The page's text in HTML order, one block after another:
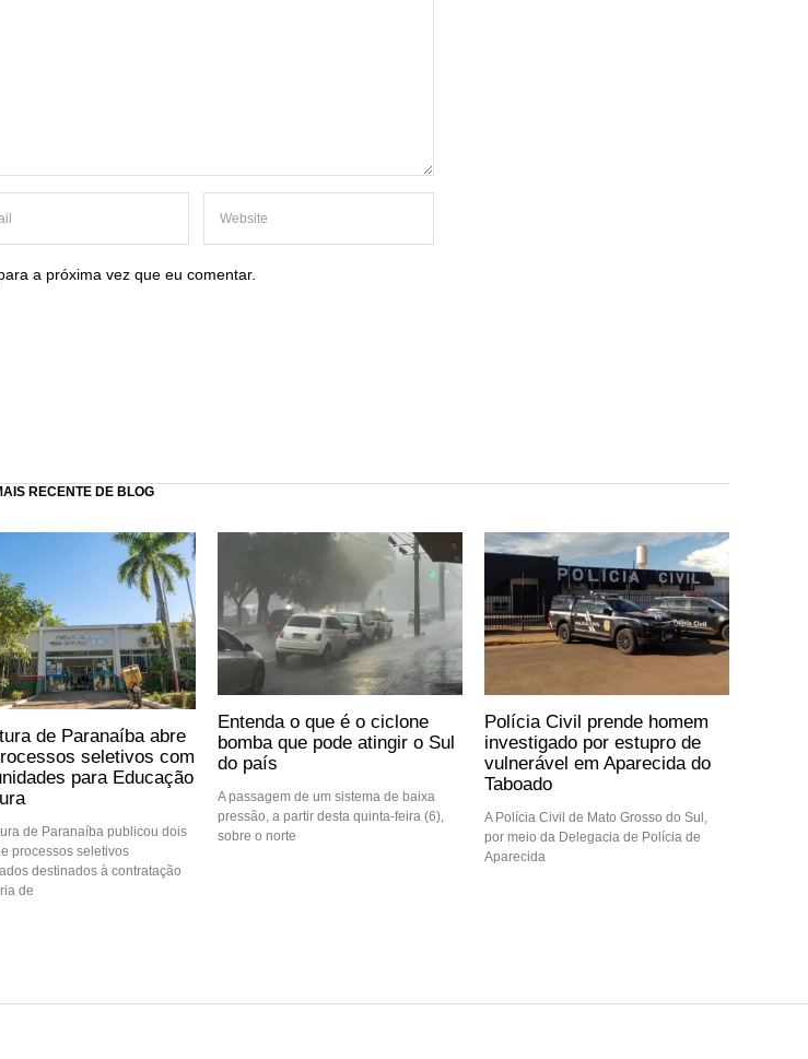
a próxima vez que eu comentar.
RECENTE DE BLOG
de Paranaíba abre
seletivos com
para Educação
de Paranaíba publicou dois
processos seletivos
destinados à contratação
de
Entenda o que é o ciclone
bomba que pode atingir o Sul
do país
A passagem de um sistema de baixa
pressão, a partir desta quinta-feira (6),
sobre o norte
Polícia Civil prende homem
investigado por estupro de
vulnerável em Aparecida do
Taboado
A Polícia Civil de Mato Grosso do Sul,
por meio da Delegacia de Polícia de
Aparecida